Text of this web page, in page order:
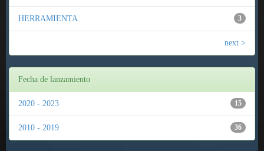
3
HERRAMIENTA
next >
Fecha de lanzamiento
15
2020 - 2023
36
2010 - 2019